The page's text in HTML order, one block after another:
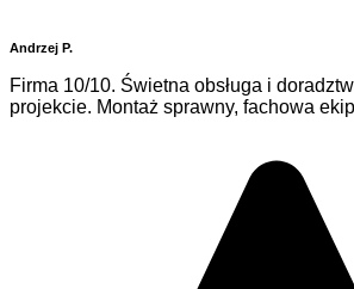
Andrzej P.
Firma 10/10. Świetna obsługa i
projekcie. Montaż sprawny, fachowa